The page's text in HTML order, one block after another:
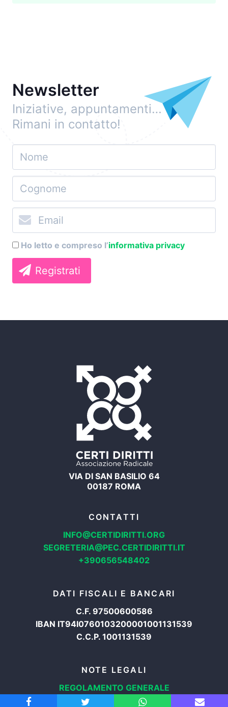
Newsletter
Iniziative, appuntamenti…
Rimani in contatto!
Ho letto e compreso l’informativa privacy
Registrati
VIA DI SAN BASILIO 64
00187 ROMA
CONTATTI
INFO@CERTIDIRITTI.ORG
SEGRETERIA@PEC.CERTIDIRITTI.IT
+390656548402
DATI FISCALI E BANCARI
C.F. 97500600586
IBAN IT94I0760103200001001131539
C.C.P. 1001131539
NOTE LEGALI
REGOLAMENTO GENERALE
PROTEZIONE DATI